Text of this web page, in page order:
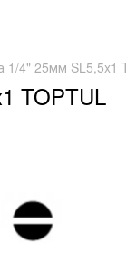
1/4" 25мм SL5,5x1
TOPTUL